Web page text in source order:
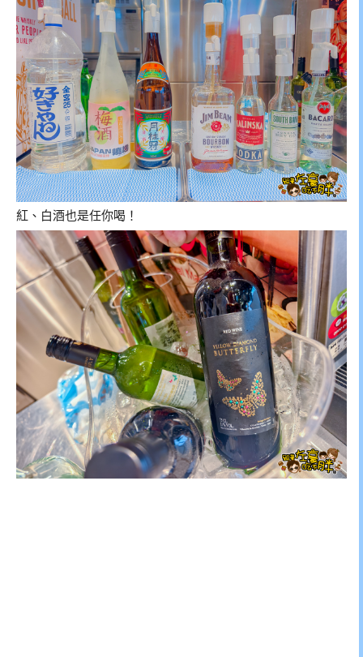
紅、白酒也是任你喝！